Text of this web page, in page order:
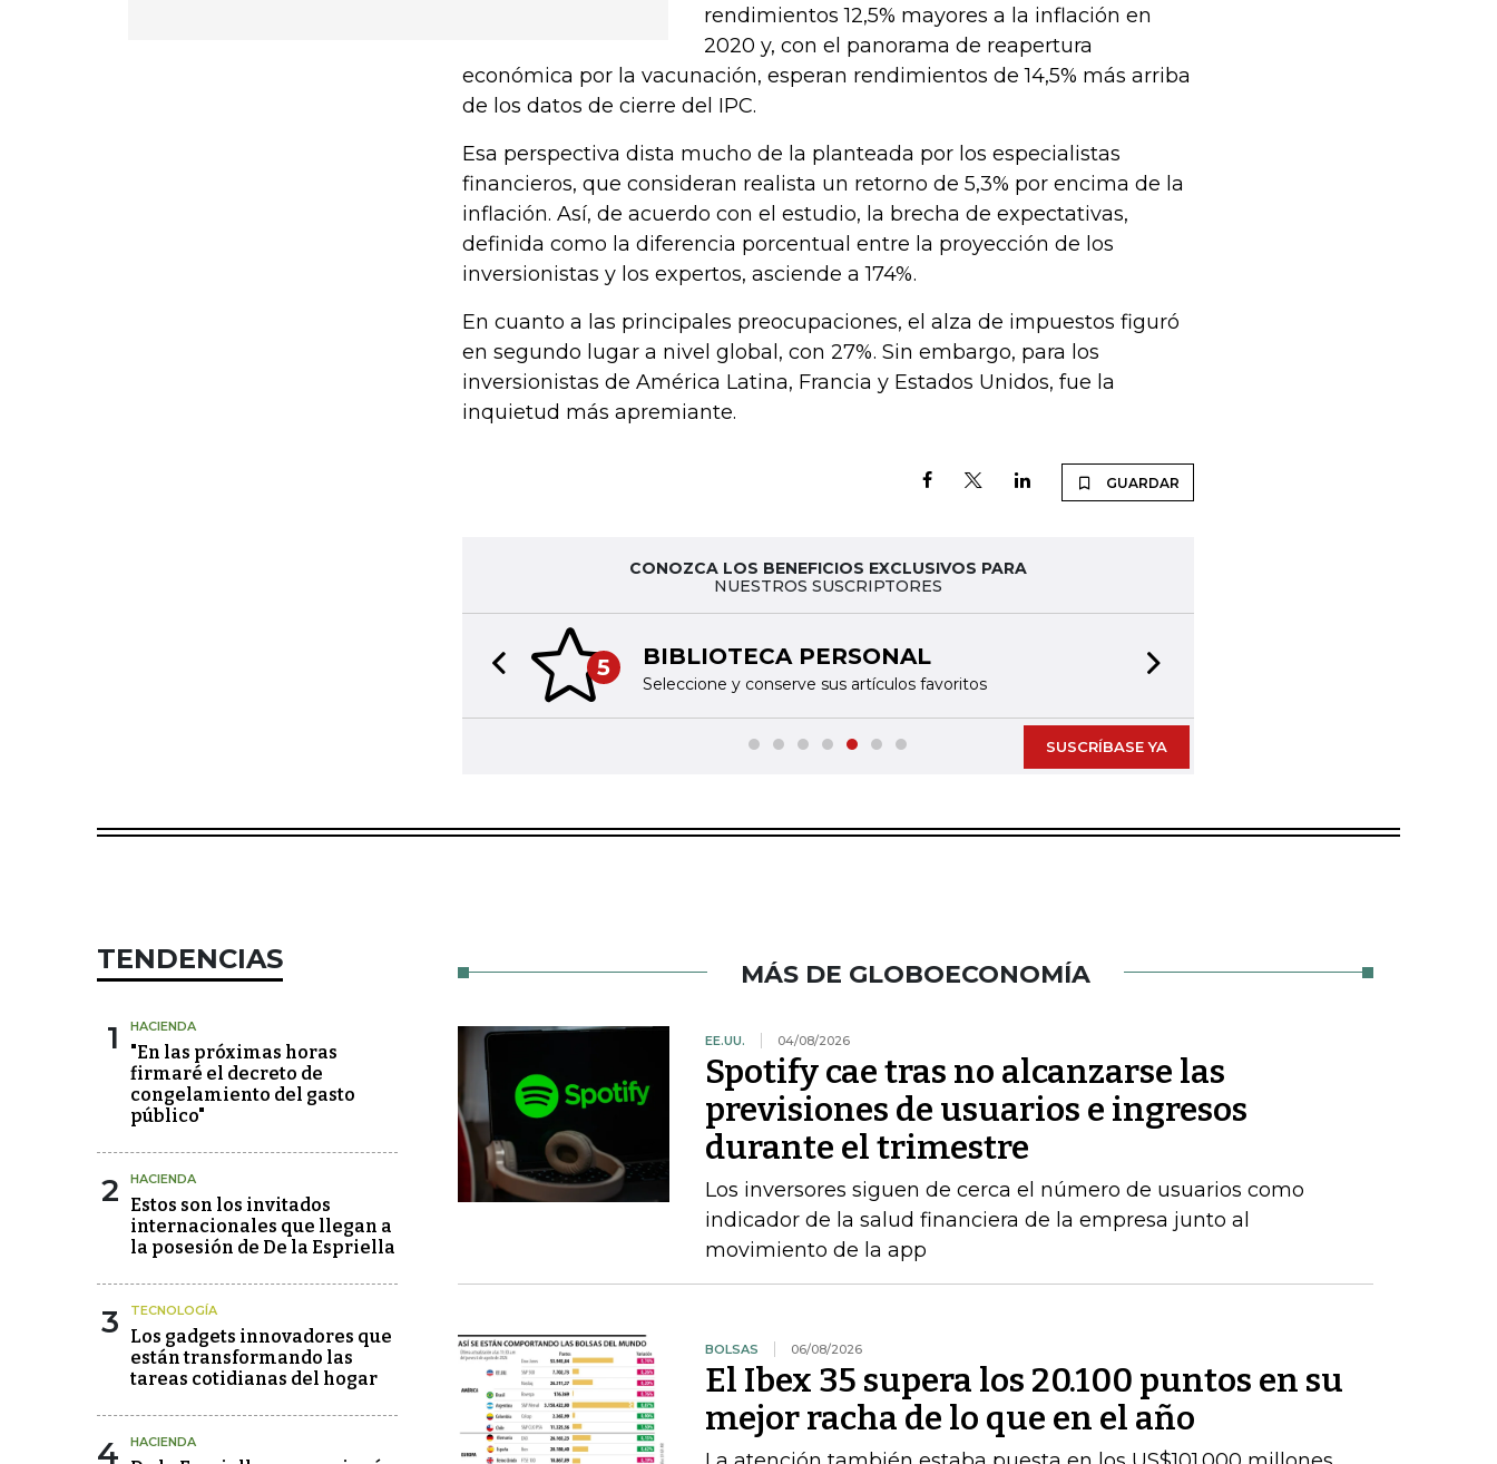
rendimientos 12,5% mayores a la inflación en
2020 y, con el panorama de reapertura
económica por la vacunación, esperan rendimientos de 14,5% más arriba
de los datos de cierre del IPC.
Esa perspectiva dista mucho de la planteada por los especialistas
financieros, que consideran realista un retorno de 5,3% por encima de la
inflación. Así, de acuerdo con el estudio, la brecha de expectativas,
definida como la diferencia porcentual entre la proyección de los
inversionistas y los expertos, asciende a 174%.
En cuanto a las principales preocupaciones, el alza de impuestos figuró
en segundo lugar a nivel global, con 27%. Sin embargo, para los
inversionistas de América Latina, Francia y Estados Unidos, fue la
inquietud más apremiante.
GUARDAR
CONOZCA LOS BENEFICIOS EXCLUSIVOS PARA
NUESTROS SUSCRIPTORES
5 BIBLIOTECA PERSONAL
Seleccione y conserve sus artículos favoritos
Previous slide
SUSCRÍBASE YA
TENDENCIAS
1 HACIENDA
"En las próximas horas
firmaré el decreto de
congelamiento del gasto
público"
2 HACIENDA
Estos son los invitados
internacionales que llegan a
la posesión de De la Espriella
3 TECNOLOGÍA
Los gadgets innovadores que
están transformando las
tareas cotidianas del hogar
4 HACIENDA
MÁS DE GLOBOECONOMÍA
EE.UU. 04/08/2026
Spotify cae tras no alcanzarse las
previsiones de usuarios e ingresos
durante el trimestre
Los inversores siguen de cerca el número de usuarios como
indicador de la salud financiera de la empresa junto al
movimiento de la app
BOLSAS 06/08/2026
El Ibex 35 supera los 20.100 puntos en su
mejor racha de lo que en el año